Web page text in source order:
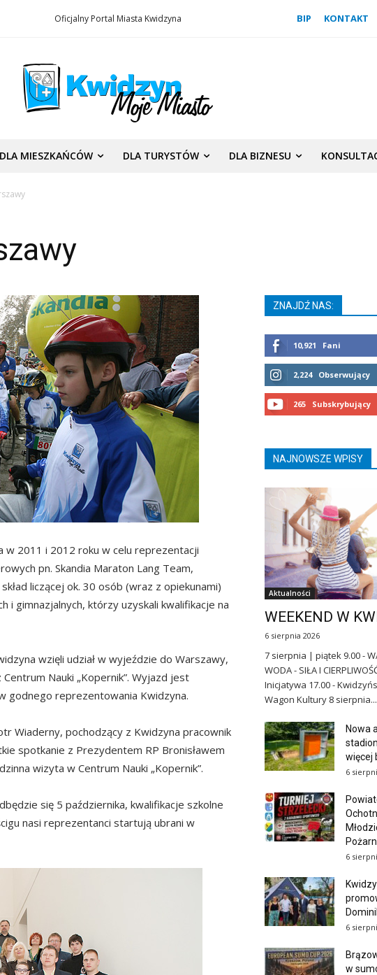
Oficjalny Portal Miasta Kwidzyna BIP KONTAKT
DLA MIESZKAŃCÓW DLA TURYSTÓW DLA BIZNESU
w 2011 i 2012 roku w celu reprezentacji
pn. Skandia Maraton Lang Team,
liczącej ok. 30 osób (wraz z opiekunami)
i gimnazjalnych, którzy uzyskali kwalifikacje na
wzięli udział w wyjeździe do Warszawy,
Nauki „Kopernik”. Wyjazd jest
godnego reprezentowania Kwidzyna.
Wiaderny, pochodzący z Kwidzyna pracownik
spotkanie z Prezydentem RP Bronisławem
wizyta w Centrum Nauki „Kopernik”.
się 5 października, kwalifikacje szkolne
nasi reprezentanci startują ubrani w
ZNAJDŹ NAS:
10,921 Fani
2,224 Obserwujący
265 Subskrybujący
NAJNOWSZE WPISY
Aktualności
WEEKEND W
6 sierpnia 2026
7 sierpnia | piątek 9.00 -
WODA - SIŁA I
Inicjatywa 17.00 -
Wagon Kultury 8 sierpnia...
Nowa
więcej
6
6
6
w